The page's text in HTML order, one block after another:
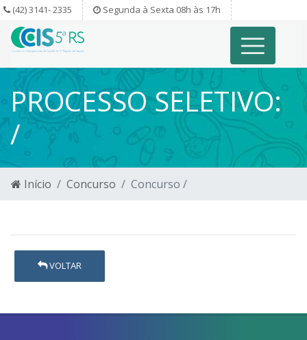
(42) 3141- 2335 Segunda à Sexta 08h às 17h
PROCESSO SELETIVO:
/
Início Concurso Concurso /
VOLTAR